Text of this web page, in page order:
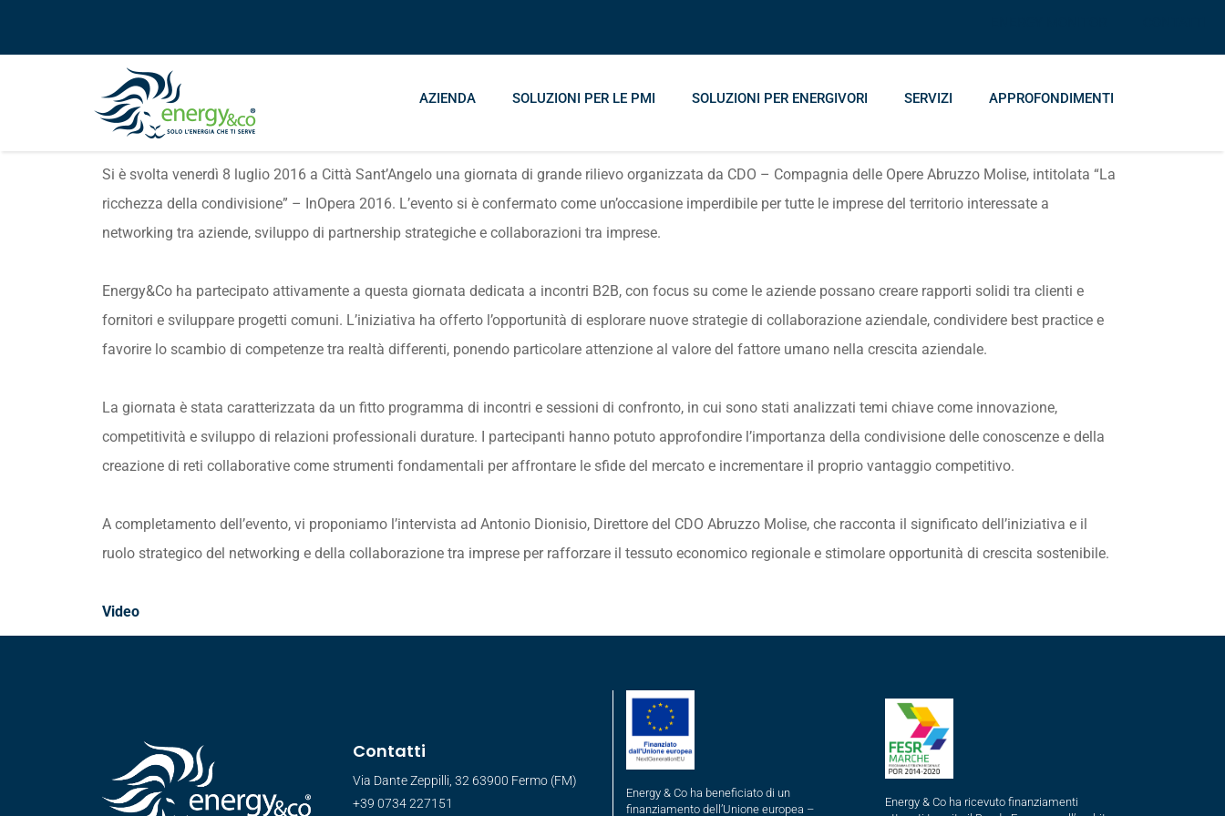
AZIENDA SOLUZIONI PER LE PMI SOLUZIONI PER ENERGIVORI SERVIZI APPROFONDIMENTI
Si è svolta venerdì 8 luglio 2016 a Città Sant’Angelo una giornata di grande rilievo organizzata da CDO – Compagnia delle Opere Abruzzo Molise, intitolata “La
ricchezza della condivisione” – InOpera 2016. L’evento si è confermato come un’occasione imperdibile per tutte le imprese del territorio interessate a
networking tra aziende, sviluppo di partnership strategiche e collaborazioni tra imprese.
Energy&Co ha partecipato attivamente a questa giornata dedicata a incontri B2B, con focus su come le aziende possano creare rapporti solidi tra clienti e
fornitori e sviluppare progetti comuni. L’iniziativa ha offerto l’opportunità di esplorare nuove strategie di collaborazione aziendale, condividere best practice e
favorire lo scambio di competenze tra realtà differenti, ponendo particolare attenzione al valore del fattore umano nella crescita aziendale.
La giornata è stata caratterizzata da un fitto programma di incontri e sessioni di confronto, in cui sono stati analizzati temi chiave come innovazione,
competitività e sviluppo di relazioni professionali durature. I partecipanti hanno potuto approfondire l’importanza della condivisione delle conoscenze e della
creazione di reti collaborative come strumenti fondamentali per affrontare le sfide del mercato e incrementare il proprio vantaggio competitivo.
A completamento dell’evento, vi proponiamo l’intervista ad Antonio Dionisio, Direttore del CDO Abruzzo Molise, che racconta il significato dell’iniziativa e il
ruolo strategico del networking e della collaborazione tra imprese per rafforzare il tessuto economico regionale e stimolare opportunità di crescita sostenibile.
Video
Contatti
Via Dante Zeppilli, 32 63900 Fermo (FM)
+39 0734 227151
Energy & Co ha beneficiato di un
finanziamento dell’Unione europea –
Energy & Co ha ricevuto finanziamenti